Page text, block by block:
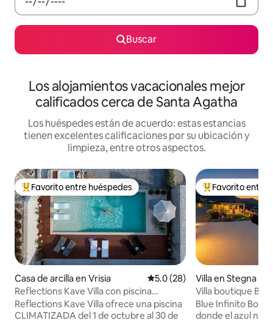
Buscar
Los alojamientos vacacionales mejor
calificados cerca de Santa Agatha
Los huéspedes están de acuerdo: estas estancias
tienen excelentes calificaciones por su ubicación y
limpieza, entre otros aspectos.
De los mejores en Favorito entre huéspedes
Favorito entre huéspedes
Casa de arcilla en Vrisia Calificación promedio: 5.0 de
5.0 (28)
Reflections Kave Villa con piscina
climatizada
Reflections Kave Villa ofrece una piscina
CLIMATIZADA del 1 de octubre al 30 de
De los mejores
Favorito entre
Villa en Stegna
Villa boutique
infinita
Blue Infinito
donde el azul nunca